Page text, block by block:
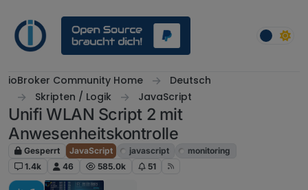
ioBroker Community Home
Deutsch
Skripten / Logik
JavaScript
Unifi WLAN Script 2 mit
Anwesenheitskontrolle
Gesperrt JavaScript javascript
monitoring
1.4k
46 585.0k 51